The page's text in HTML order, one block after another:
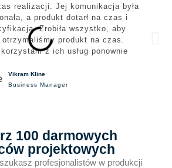
realizacji. Jej komunikacja była
a produkt dotarł na czas i
Zrobiła wszystko, aby
produkt na czas.
z ich usług ponownie
Vikram Kline
Business Manager
100 darmowych
projektowych
profesjonalistów w produkcji